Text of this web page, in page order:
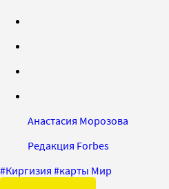
Анастасия Морозова
Редакция Forbes
#Киргизия #карты Мир